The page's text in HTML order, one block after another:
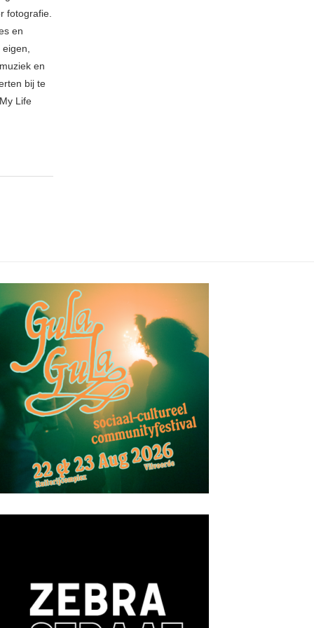
fotografie.
en
en
bij te
Life